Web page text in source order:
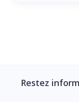
Restez